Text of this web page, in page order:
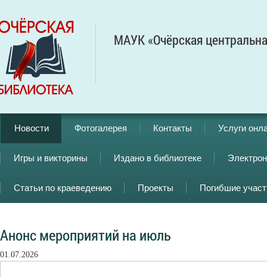
МАУК «Очёрская
Новости Фотогалерея Контакты Услуги
Игры и викторины Издано в библиотеке
Статьи по краеведению Проекты Погибшие
Анонс мероприятий на июль
01.07.2026